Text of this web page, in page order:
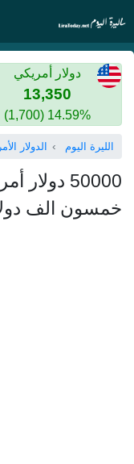
الليرة اليوم
الليرة السورية
الذهب في سوريا
الليرة التركية
الليرة التركية
الذهب في تركيا
اليورو الى الليرة
دولار أمريكي
13,350
14.59% (1,700)
الليرة اليوم الدولار
50000
خمسون الف